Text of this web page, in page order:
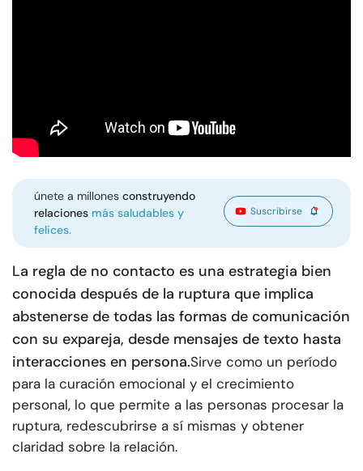
únete a millonesconstruyendo
relaciones más saludables y
felices.
Suscribirse
La regla de no contacto es una estrategia bien
conocida después de la ruptura que implica
abstenerse de todas las formas de comunicación
con su expareja, desde mensajes de texto hasta
interacciones en persona.Sirve como un período
para la curación emocional y el crecimiento
personal, lo que permite a las personas procesar la
ruptura, redescubrirse a sí mismas y obtener
claridad sobre la relación.